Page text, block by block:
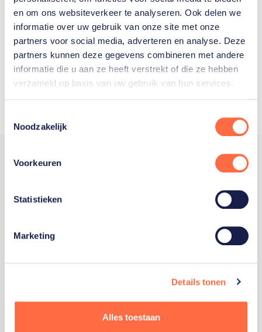
en om ons websiteverkeer te analyseren. Ook delen we
informatie over uw gebruik van onze site met onze
partners voor social media, adverteren en analyse. Deze
partners kunnen deze gegevens combineren met andere
informatie die u aan ze heeft verstrekt of die ze hebben
verzameld op basis van uw gebruik van hun services.
Noodzakelijk
Voorkeuren
Statistieken
Marketing
Details tonen
Alles toestaan
ooit meegedaan aan de
Olympische Spelen?
Trotse hoofdsponsor
Staatsloterij is trotse hoofdsponsor van
sportiefste land van de wereld maken.